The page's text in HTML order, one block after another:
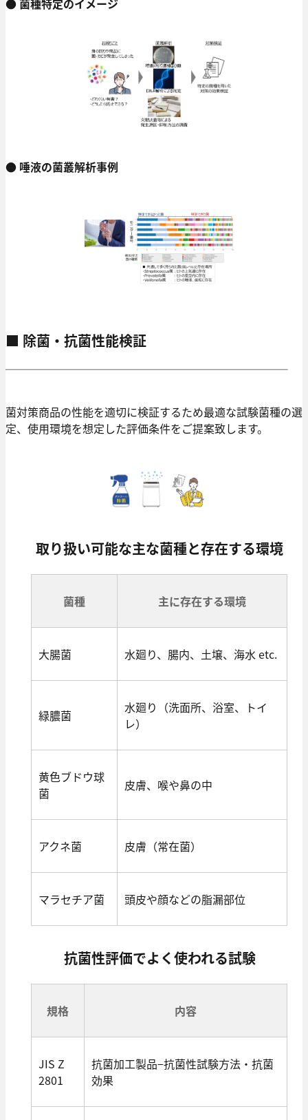
● 菌種特定のイメージ
● 唾液の菌叢解析事例
■ 除菌・抗菌性能検証
菌対策商品の性能を適切に検証するため最適な試験菌種の選
定、使用環境を想定した評価条件をご提案致します。
取り扱い可能な主な菌種と存在する環境
菌種 主に存在する環境
大腸菌 水廻り、腸内、土壌、海水 etc.
緑膿菌
水廻り（洗面所、浴室、トイ
レ）
黄色ブドウ球
菌
皮膚、喉や鼻の中
アクネ菌 皮膚（常在菌）
マラセチア菌 頭皮や顔などの脂漏部位
抗菌性評価でよく使われる試験
規格 内容
JIS Z
2801
抗菌加工製品−抗菌性試験方法・抗菌
効果